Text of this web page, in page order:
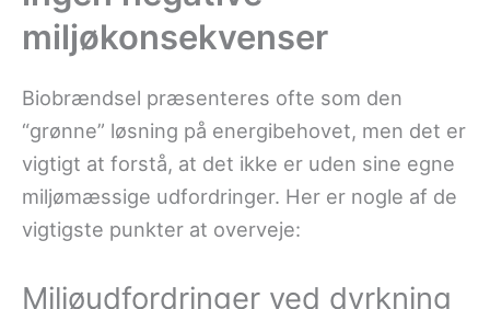
miljøkonsekvenser
Biobrændsel præsenteres ofte som den
“grønne” løsning på energibehovet, men det er
vigtigt at forstå, at det ikke er uden sine egne
miljømæssige udfordringer. Her er nogle af de
vigtigste punkter at overveje:
Miljøudfordringer ved dyrkning